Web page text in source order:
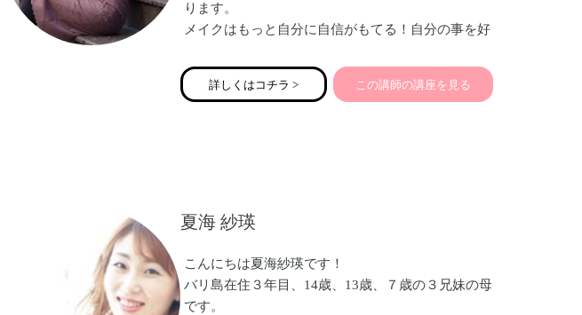
ります。
メイクはもっと自分に自信がもてる！自分の事を好
型にはめたものではなく「似合う✖️なりたい」を擦
り合わせたレッスンでご自分で出来るようになって
ります。
詳しくはコチラ > この講師の講座を見る
夏海 紗瑛
こんにちは夏海紗瑛です！
バリ島在住３年目、14歳、13歳、７歳の３兄妹の母
です。